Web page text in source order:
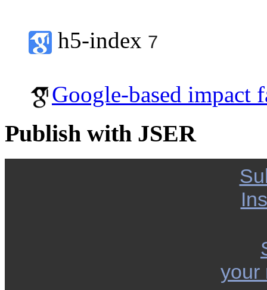
h5-index 7
Google-based impact
Publish with JSER
your